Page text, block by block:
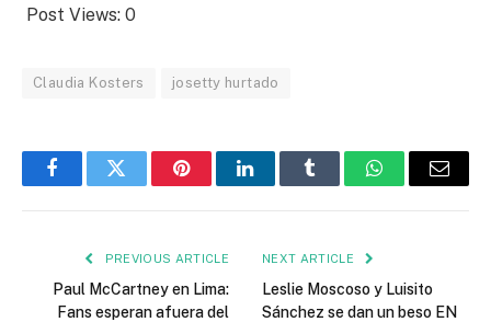
Post Views: 0
Claudia Kosters josetty hurtado
FacebookTwitter PinterestLinkedInTumblr WhatsAppEmail
PREVIOUS ARTICLE
Paul McCartney en Lima:
Fans esperan afuera del
NEXT ARTICLE
Leslie Moscoso y Luisito
Sánchez se dan un beso EN